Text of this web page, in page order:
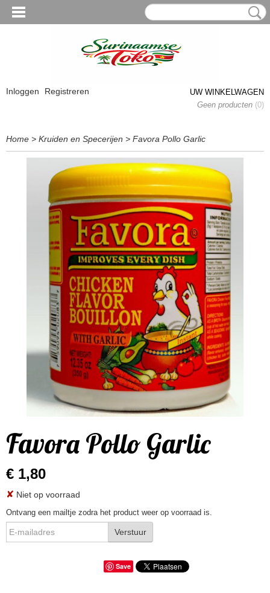
Inloggen Registreren
UW WINKELWAGEN
Geen producten (0)
Home > Kruiden en Specerijen > Favora Pollo Garlic
Favora Pollo Garlic
€ 1,80
✘ Niet op voorraad
Ontvang een mailtje zodra het product weer op voorraad is.
Verstuur
Save